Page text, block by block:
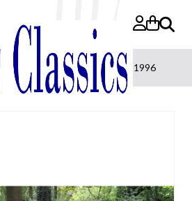
Search
Mercedes E50 AMG 89.000km 1996